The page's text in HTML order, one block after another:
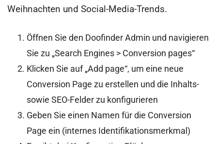
Weihnachten und Social-Media-Trends.
Öffnen Sie den Doofinder Admin und navigieren
Sie zu „Search Engines > Conversion pages“
Klicken Sie auf „Add page“, um eine neue
Conversion Page zu erstellen und die Inhalts-
sowie SEO-Felder zu konfigurieren
Geben Sie einen Namen für die Conversion
Page ein (internes Identifikationsmerkmal)